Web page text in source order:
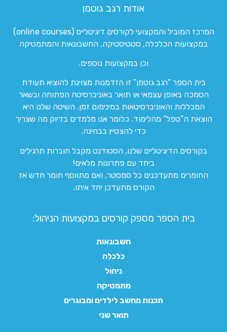
אודות רגב גוטמן
המרכז המוביל והמקצועי לקורסים דיגיטליים (online courses)
במקצועות הכלכלה, סטטיסטיקה, החשבונאות והמתמטיקה
וכן במקצועות נוספים.
בית הספר “רגב גוטמן” זו הזדמנות מצוינת להוציא תעודת
הסמכה באופן עצמאי או תואר באוניברסיטה הפתוחה ובשאר
המכללות והאוניברסיטאות במינימום זמן. השיטה שלנו היא
הוצאת ה”טפל” מהלימוד. כלומר אנו מלמדים בדיוק מה שצריך
כדי להצטיין בבחינה.
בקורסים הדיגיטליים שלנו, הסטודנט מקבל חוברות תרגילים
ביחד עם פתרונות מלאים!
החומרים מתעדכנים כל סמסטר, ואם מתווסף חומר חדש אז
הקורס מתעדכן יחד איתו.
בית הספר מספק קורסים במקצועות הניהול:
חשבונאות
כלכלה
ניהול
מתמטיקה
תכנות מחשב לילדים ומבוגרים
תואר שני